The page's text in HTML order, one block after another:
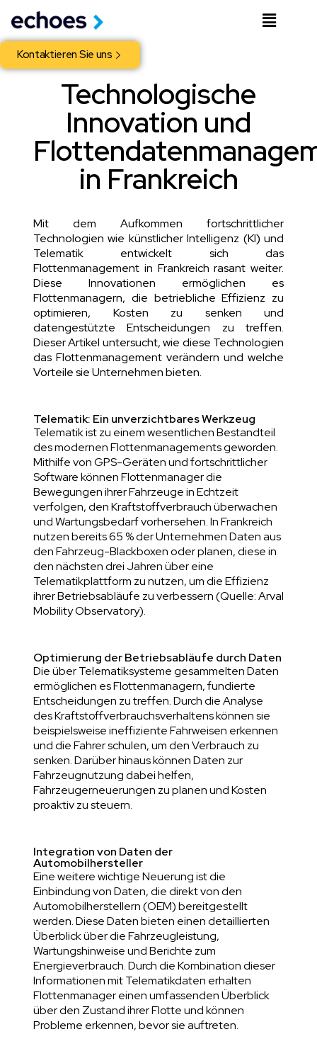
Kontaktieren Sie uns
Technologische
Innovation und
in Frankreich
Mit dem Aufkommen fortschrittlicher
Technologien wie künstlicher Intelligenz (KI) und
Telematik entwickelt sich das
Flottenmanagement in Frankreich rasant weiter.
Diese Innovationen ermöglichen es
Flottenmanagern, die betriebliche Effizienz zu
optimieren, Kosten zu senken und
datengestützte Entscheidungen zu treffen.
Dieser Artikel untersucht, wie diese Technologien
das Flottenmanagement verändern und welche
Vorteile sie Unternehmen bieten.
Telematik: Ein unverzichtbares Werkzeug
Telematik ist zu einem wesentlichen Bestandteil
des modernen Flottenmanagements geworden.
Mithilfe von GPS-Geräten und fortschrittlicher
Software können Flottenmanager die
Bewegungen ihrer Fahrzeuge in Echtzeit
verfolgen, den Kraftstoffverbrauch überwachen
und Wartungsbedarf vorhersehen. In Frankreich
nutzen bereits 65 % der Unternehmen Daten aus
den Fahrzeug-Blackboxen oder planen, diese in
den nächsten drei Jahren über eine
Telematikplattform zu nutzen, um die Effizienz
ihrer Betriebsabläufe zu verbessern (Quelle:Arval
Mobility Observatory).
Optimierung der Betriebsabläufe durch Daten
Die über Telematiksysteme gesammelten Daten
ermöglichen es Flottenmanagern, fundierte
Entscheidungen zu treffen. Durch die Analyse
des Kraftstoffverbrauchsverhaltens können sie
beispielsweise ineffiziente Fahrweisen erkennen
und die Fahrer schulen, um den Verbrauch zu
senken. Darüber hinaus können Daten zur
Fahrzeugnutzung dabei helfen,
Fahrzeugerneuerungen zu planen und Kosten
proaktiv zu steuern.
Integration von Daten der
Automobilhersteller
Eine weitere wichtige Neuerung ist die
Einbindung von Daten, die direkt von den
Automobilherstellern (OEM) bereitgestellt
werden. Diese Daten bieten einen detaillierten
Überblick über die Fahrzeugleistung,
Wartungshinweise und Berichte zum
Energieverbrauch. Durch die Kombination dieser
Informationen mit Telematikdaten erhalten
Flottenmanager einen umfassenden Überblick
über den Zustand ihrer Flotte und können
Probleme erkennen, bevor sie auftreten.